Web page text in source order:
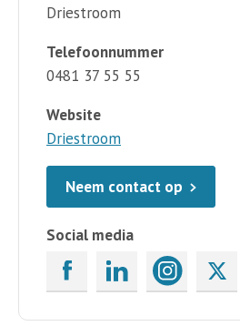
Driestroom
Telefoonnummer
0481 37 55 55
Website
Driestroom
Neem contact op
Social media